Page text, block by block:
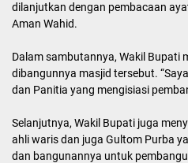
dilanjutkan dengan pembacaan
Aman Wahid.
Dalam sambutannya, Wakil Bupati
dibangunnya masjid tersebut.
dan Panitia yang mengisiasi
Selanjutnya, Wakil Bupati juga
ahli waris dan juga Gultom Purba
dan bangunannya untuk